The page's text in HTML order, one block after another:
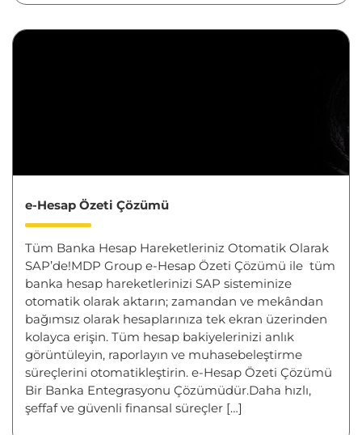
e-Hesap Özeti Çözümü
Tüm Banka Hesap Hareketleriniz Otomatik Olarak
SAP’de!MDP Group e-Hesap Özeti Çözümü ile tüm
banka hesap hareketlerinizi SAP sisteminize
otomatik olarak aktarın; zamandan ve mekândan
bağımsız olarak hesaplarınıza tek ekran üzerinden
kolayca erişin. Tüm hesap bakiyelerinizi anlık
görüntüleyin, raporlayın ve muhasebeleştirme
süreçlerini otomatikleştirin. e-Hesap Özeti Çözümü
Bir Banka Entegrasyonu Çözümüdür.Daha hızlı,
şeffaf ve güvenli finansal süreçler […]